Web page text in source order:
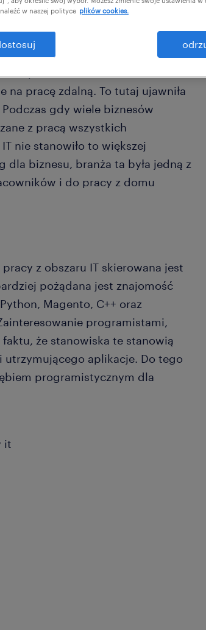
się do tak dobrej kondycji
przyspieszył rewolucję cyfrową, o
sprawił, że częściej
i smartfonów. Dla
na pracę zdalną. To tutaj ujawniła
gdy wiele biznesów
z pracą wszystkich
nie stanowiło to większej
biznesu, branża ta była jedną z
i do pracy z domu
z obszaru IT skierowana jest
pożądana jest znajomość
Magento, C++ oraz
programistami,
że stanowiska te stanowią
utrzymującego aplikacje. Do tego
programistycznym dla
w naszej polityce plików cookies.